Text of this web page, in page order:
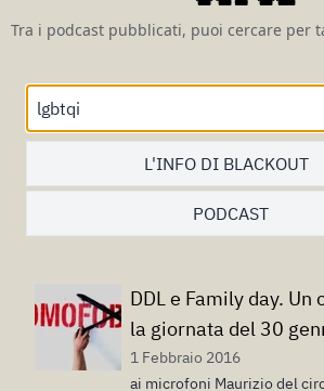
Tra i podcast pubblicati, puoi cercare per
L'INFO DI BLACKOUT
PODCAST
DDL e Family day.
la giornata del 30
1 Febbraio 2016
ai microfoni Maurizio del